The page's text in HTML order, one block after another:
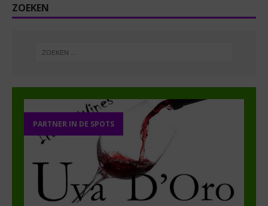
ZOEKEN
PARTNER IN DE SPOTS